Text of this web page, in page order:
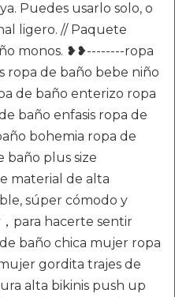
Puedes usarlo solo, o
ligero. // Paquete
monos. ❥❥--------ropa
ropa de baño bebe niño
de baño enterizo ropa
baño enfasis ropa de
bohemia ropa de
baño plus size
material de alta
súper cómodo y
para hacerte sentir
baño chica mujer ropa
gordita trajes de
alta bikinis push up